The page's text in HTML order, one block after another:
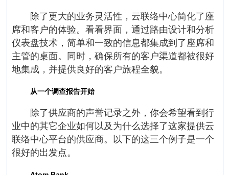
除了更大的业务灵活性，云联络中心简化了座
席和客户的体验。看看界面，通过路由设计和分析
仪表盘技术，简单和一致的信息都集成到了座席和
主管的桌面。同时，确保所有的客户渠道都被很好
地集成，并提供良好的客户旅程全貌。
从一个调查报告开始
除了供应商的声誉记录之外，你会希望看到行
业中的其它企业如何以及为什么选择了这家提供云
联络中心平台的供应商。以下的这三个例子是一个
很好的出发点。